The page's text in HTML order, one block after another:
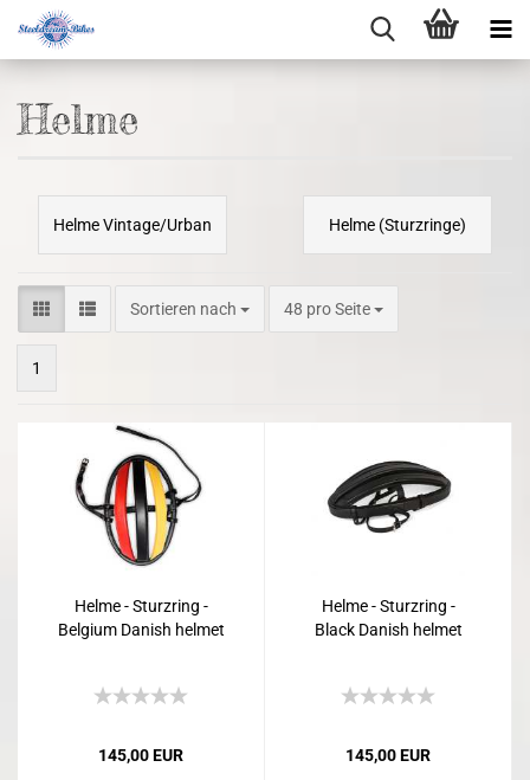
Helme
Helme Vintage/Urban Helme (Sturzringe)
Sortieren nach 48 pro Seite
1
Helme - Sturzring -
Belgium Danish helmet
145,00 EUR
Helme - Sturzring -
Black Danish helmet
145,00 EUR